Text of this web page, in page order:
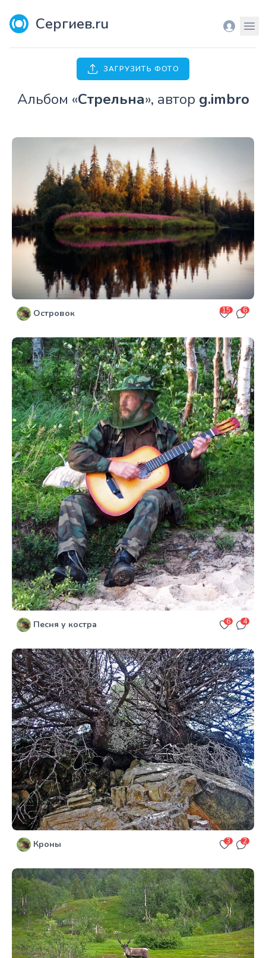
Сергиев.ru Вход
ЗАГРУЗИТЬ ФОТО
Aльбом «Стрельна», автор g.imbro
Островок 15 6
Песня у костра 6 4
Кроны 3 2